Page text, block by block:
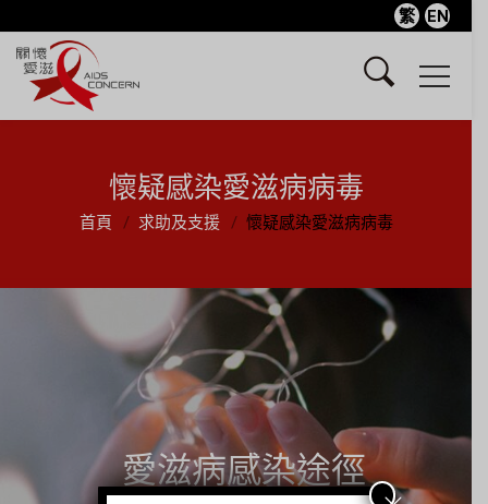
繁 EN
懷疑感染愛滋病病毒
首頁 求助及支援 懷疑感染愛滋病病毒
愛滋病感染途徑